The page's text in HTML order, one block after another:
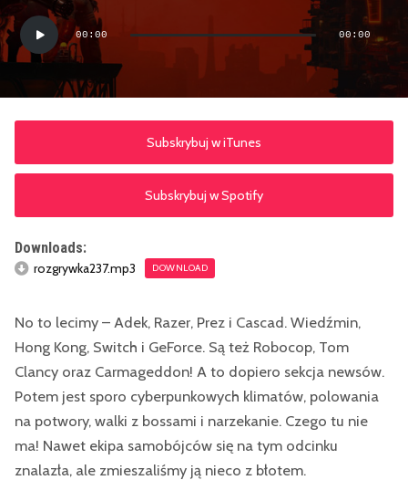
Kontakt
Odtwarzacz
plików
dźwiękowych
00:00 00:00
Subskrybuj w iTunes
Subskrybuj w Spotify
Downloads:
rozgrywka237.mp3 DOWNLOAD
No to lecimy – Adek, Razer, Prez i Cascad. Wiedźmin,
Hong Kong, Switch i GeForce. Są też Robocop, Tom
Clancy oraz Carmageddon! A to dopiero sekcja newsów.
Potem jest sporo cyberpunkowych klimatów, polowania
na potwory, walki z bossami i narzekanie. Czego tu nie
ma! Nawet ekipa samobójców się na tym odcinku
znalazła, ale zmieszaliśmy ją nieco z błotem.